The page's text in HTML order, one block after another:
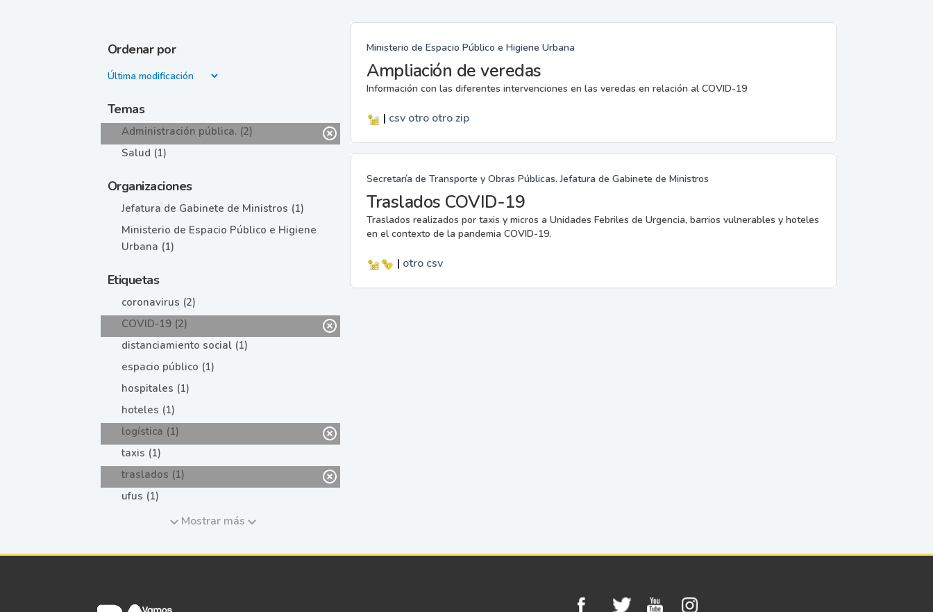
Ordenar por
Temas
Administración pública. (2)
Salud (1)
Organizaciones
Jefatura de Gabinete de Ministros (1)
Ministerio de Espacio Público e Higiene
Urbana (1)
Etiquetas
coronavirus (2)
COVID-19 (2)
distanciamiento social (1)
espacio público (1)
hospitales (1)
hoteles (1)
logística (1)
taxis (1)
traslados (1)
ufus (1)
Mostrar más
Ministerio de Espacio Público e Higiene Urbana
Ampliación de veredas
Información con las diferentes intervenciones en las veredas en relación al COVID-19
| csv otro otrozip
Secretaría de Transporte y Obras Públicas. Jefatura de Gabinete de Ministros
Traslados COVID-19
Traslados realizados por taxis y micros a Unidades Febriles de Urgencia, barrios vulnerables y hoteles
en el contexto de la pandemia COVID-19.
| otro csv